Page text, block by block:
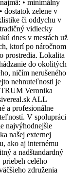
• minimálny
dostatok zelene v
či oddychu v
vidiecky
dnes v mestách už
ktorí po náročnom
prostredia. Lokalita
do okolitých
ničím nerušeného
nehnuteľnosti je
Veronika
ALL
a profesionálne
V spolupráci
najvýhodnejšie
našej externej
ako aj internému
a nadštandardný
celého
združenia